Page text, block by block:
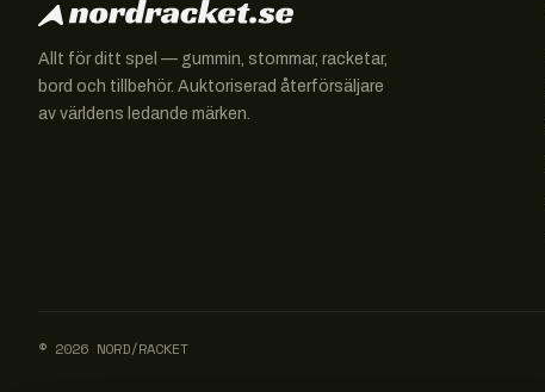
Allt för ditt spel — gummin, stommar, racketar,
bord och tillbehör. Auktoriserad återförsäljare
av världens ledande märken.
© 2026 NORD/RACKET